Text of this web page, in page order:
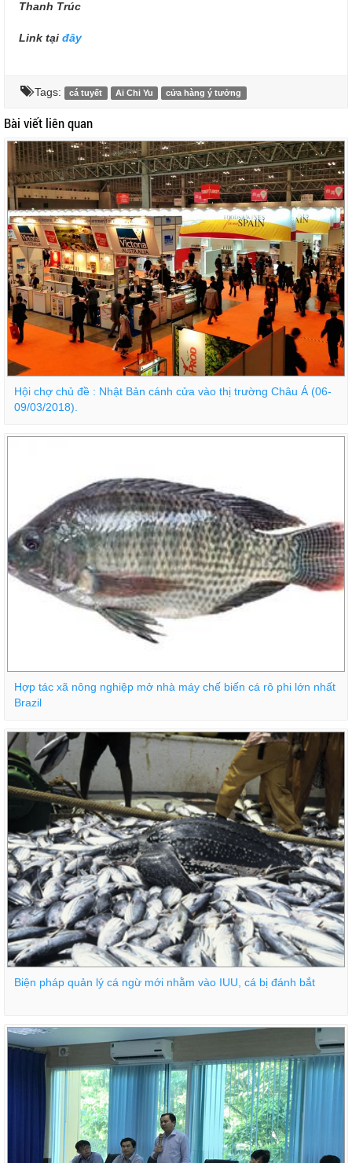
Thanh Trúc
Link tại đây
Tags: cá tuyết Ai Chi Yu cửa hàng ý tưởng
Bài viết liên quan
Hội chợ chủ đề : Nhật Bản cánh cửa vào thị trường Châu Á (06-
09/03/2018).
Hợp tác xã nông nghiệp mở nhà máy chế biến cá rô phi lớn nhất
Brazil
Biện pháp quản lý cá ngừ mới nhằm vào IUU, cá bị đánh bắt